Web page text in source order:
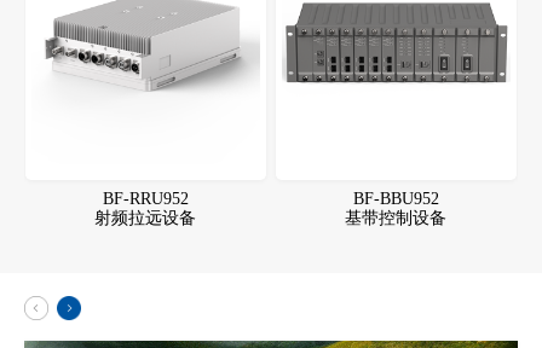
BF-RRU952
射频拉远设备
BF-BBU952
基带控制设备